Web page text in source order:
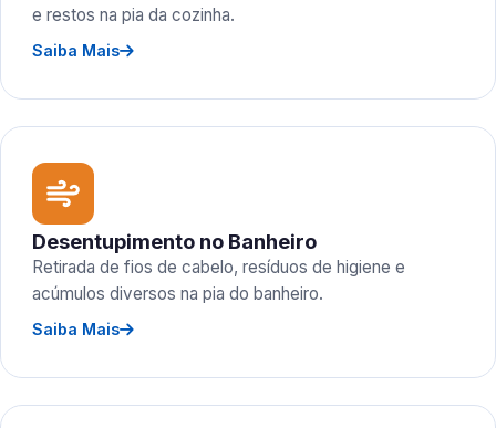
e restos na pia da cozinha.
Saiba Mais
Desentupimento no Banheiro
Retirada de fios de cabelo, resíduos de higiene e
acúmulos diversos na pia do banheiro.
Saiba Mais